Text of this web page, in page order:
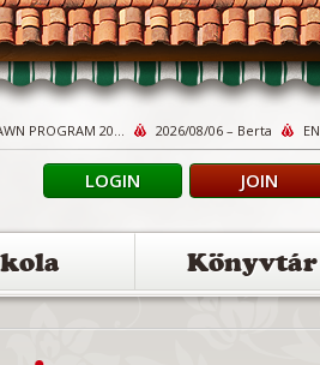
PROGRAM 20... 2026/08/06 – Berta EN
LOGIN JOIN
Könyvtár